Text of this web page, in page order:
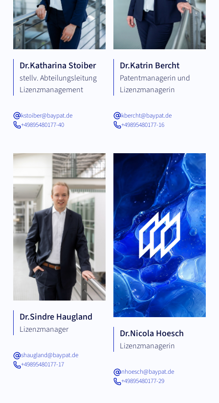
Dr.Katharina Stoiber
stellv. Abteilungsleitung
Lizenzmanagement
kstoiber@baypat.de
+49895480177-40
Dr.Katrin Bercht
Patentmanagerin und
Lizenzmanagerin
kbercht@baypat.de
+49895480177-16
Dr.Sindre Haugland
Lizenzmanager
shaugland@baypat.de
+49895480177-17
Dr.Nicola Hoesch
Lizenzmanagerin
nhoesch@baypat.de
+49895480177-29